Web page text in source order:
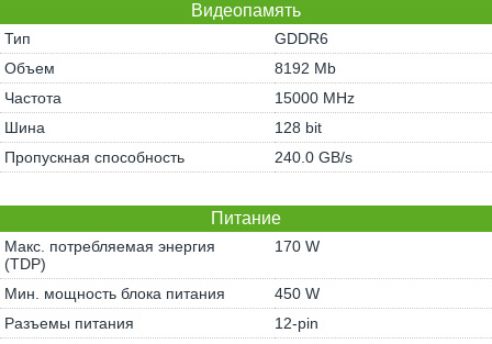
Видеопамять
Тип
GDDR6
Объем
8192 Mb
Частота
15000 MHz
Шина
128 bit
Пропускная способность
240.0 GB/s
Питание
Макс. потребляемая энергия
(TDP)
170 W
Мин. мощность блока питания
450 W
Разъемы питания
12-pin